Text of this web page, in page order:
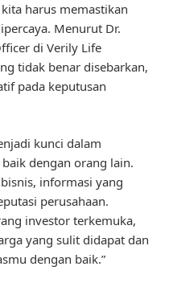
harus memastikan
Menurut Dr.
di Verily Life
tidak benar disebarkan,
pada keputusan
kunci dalam
dengan orang lain.
informasi yang
perusahaan.
investor terkemuka,
yang sulit didapat dan
dengan baik.”